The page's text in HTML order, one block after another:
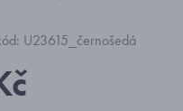
U23615_černošedá